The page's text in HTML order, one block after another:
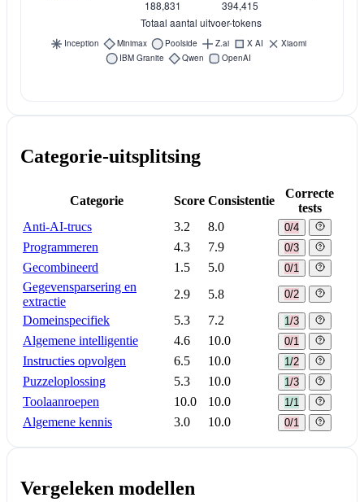
Categorie-uitsplitsing
Categorie Score Consistentie
Correcte
tests
Anti-AI-trucs
3.2 8.0 0/4
Programmeren 4.3 7.9 0/3
Gecombineerd 1.5 5.0 0/1
Gegevensparsering en
extractie
2.9 5.8 0/2
Domeinspecifiek 5.3 7.2 1/3
Algemene intelligentie 4.6 10.0 0/1
Instructies opvolgen 6.5 10.0 1/2
Puzzeloplossing 5.3 10.0 1/3
Toolaanroepen 10.0 10.0 1/1
Algemene kennis 3.0 10.0 0/1
Vergeleken modellen